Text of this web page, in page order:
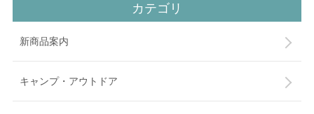
カテゴリ
新商品案内
キャンプ・アウトドア